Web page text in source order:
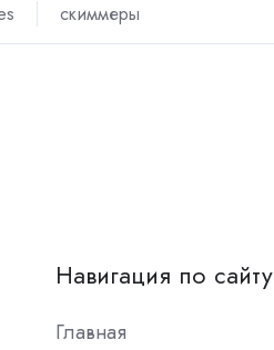
скиммеры
Навигация по сайту
Главная